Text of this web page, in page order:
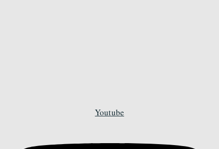
Youtube